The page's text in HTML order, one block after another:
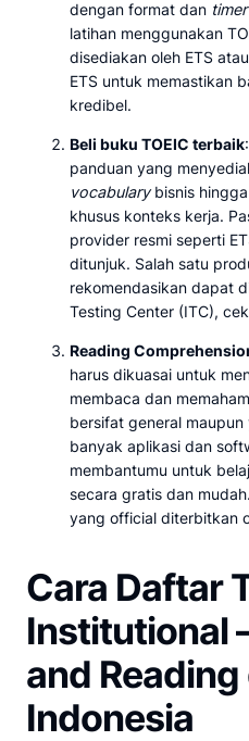
dengan format dan timer
latihan menggunakan
disediakan oleh ETS
ETS untuk memastikan
kredibel.
Beli buku TOEIC terbaik
panduan yang
vocabularybisnis
khusus konteks kerja.
provider resmi seperti
ditunjuk. Salah satu
rekomendasikan dapat
Testing Center (ITC),
Reading
harus dikuasai untuk
membaca dan
bersifat general
banyak aplikasi dan
membantumu untuk
secara gratis dan
yang official diterbitkan
Cara Daftar
Institutional
and Reading
Indonesia